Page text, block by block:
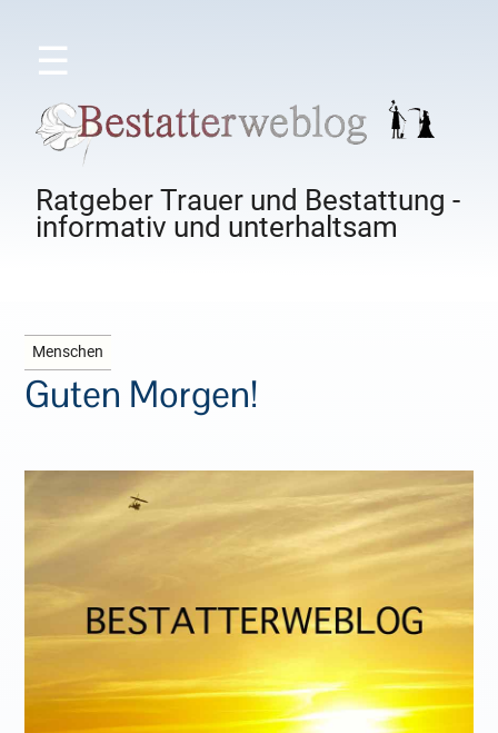
☰
Ratgeber Trauer und Bestattung -
informativ und unterhaltsam
Menschen
Guten Morgen!